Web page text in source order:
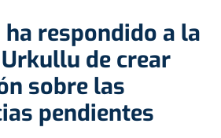
ha respondido a la
de crear
sobre las
pendientes